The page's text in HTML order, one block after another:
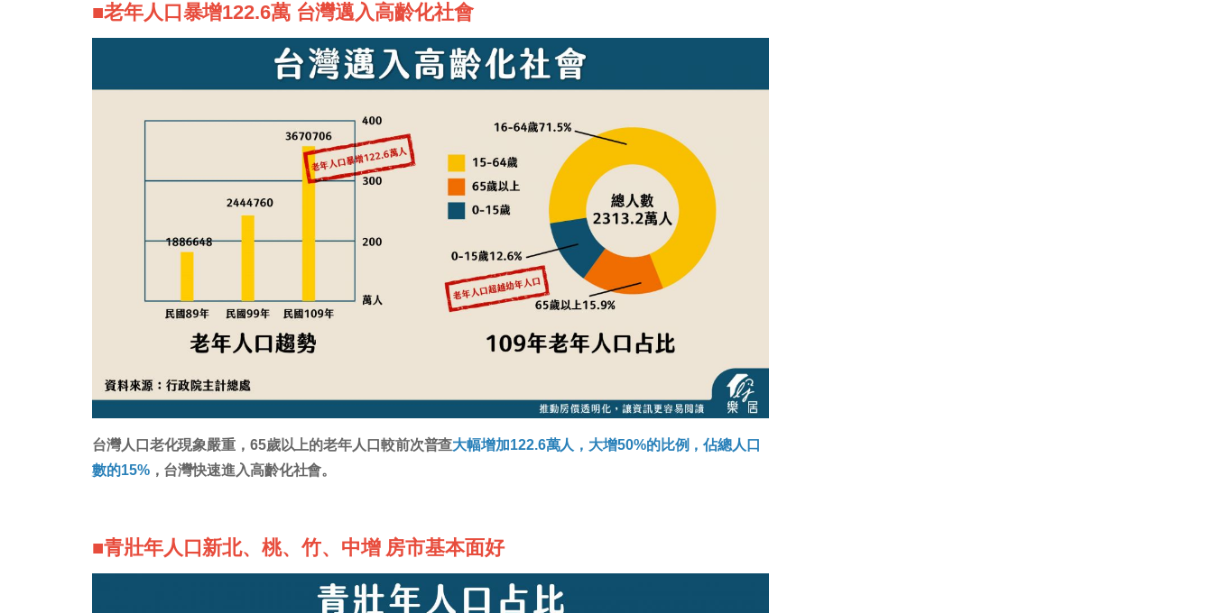
■老年人口暴增122.6萬 台灣邁入高齡化社會
台灣人口老化現象嚴重，65歲以上的老年人口較前次普查大幅增加122.6萬人，大增50%的比例，佔總人口
數的15%，台灣快速進入高齡化社會。
■青壯年人口新北、桃、竹、中增 房市基本面好